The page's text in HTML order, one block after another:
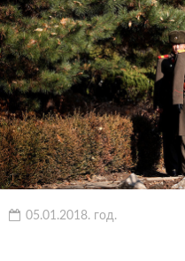
05.01.2018. год.